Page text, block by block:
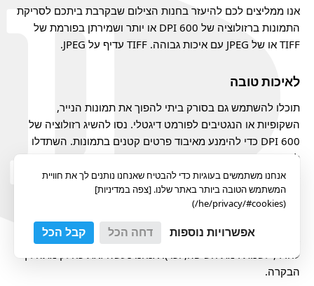
אנו ממליצים לכם להיעזר בחנות הצילום שבקרבת ביתכם לסריקת
התמונות ברזולוציה של 600 DPI או יותר ושמירתן בפורמת של
TIFF או של JPEG עם איכות גבוהה. TIFF עדיף על JPEG.
לאיכות טובה
תוכלו להשתמש גם בסורק ביתי להפוך את תמונות הנייר,
השקופיות או הנגטיבים לפורמט דיגטלי. נסו להשיג רזולוציה של
600 DPI כדי להימנע מאיבוד פרטים קטנים בתמונות. השתדלו
לשמור את הקובץ בפורמט TIFF, אם אפשרי, במקום JPEG. אם אין
אפשרות, שימרו כ-JPEG עם איכות גבוהה.
האם עלי לערוך את התמונות לפני העלאתן?
אנא, אל תערכו את תמונותיכם הסרוקות (אין צורך לטפל בצבעים,
לחדד, לשנות רמת חשיפה, וכו'). אנחנו נעשה זאת כחלק מתהליך
הבקרה.
אנחנו משתמשים בעוגיות כדי להבטיח שאנחנו נותנים לך את חוויית
המשתמש הטובה ביותר באתר שלנו. [צפה במדיניות]
(he/privacy/#cookies/)
אפשרויות נוספות דחה הכל קבל הכל